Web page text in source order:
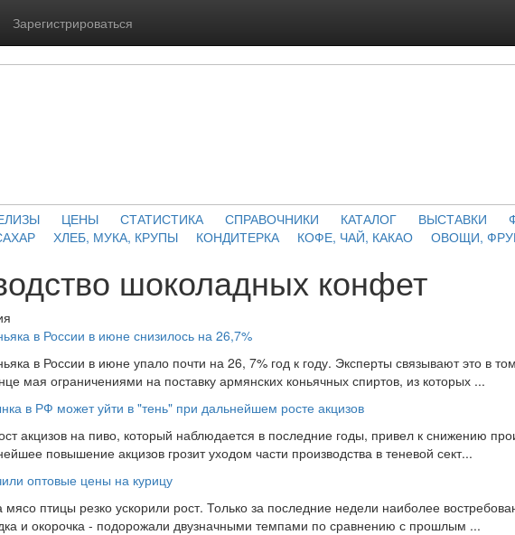
Зарегистрироваться
ЦЕНЫ СТАТИСТИКА СПРАВОЧНИКИ КАТАЛОГ ВЫСТАВКИ
ХЛЕБ, МУКА, КРУПЫ КОНДИТЕРКА КОФЕ, ЧАЙ, КАКАО ОВОЩИ,
шоколадных конфет
в России в июне снизилось на 26,7%
в России в июне упало почти на 26, 7% год к году. Эксперты связывают это в
мая ограничениями на поставку армянских коньячных спиртов, из которых ...
в РФ может уйти в "тень" при дальнейшем росте акцизов
акцизов на пиво, который наблюдается в последние годы, привел к снижению
повышение акцизов грозит уходом части производства в теневой сект...
оптовые цены на курицу
птицы резко ускорили рост. Только за последние недели наиболее
и окорочка - подорожали двузначными темпами по сравнению с прошлым ...